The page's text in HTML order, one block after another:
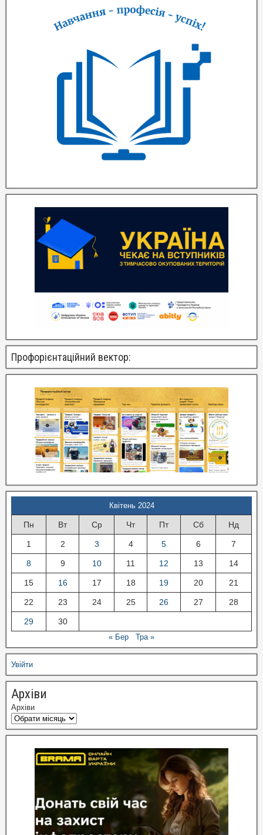
Профорієнтаційний вектор:
Квітень 2024
Пн Вт Ср Чт Пт Сб Нд
1 2 3 4 5 6 7
8 9 10 11 12 13 14
15 16 17 18 19 20 21
22 23 24 25 26 27 28
29 30
« Бер Тра »
Увійти
Архіви
Архіви